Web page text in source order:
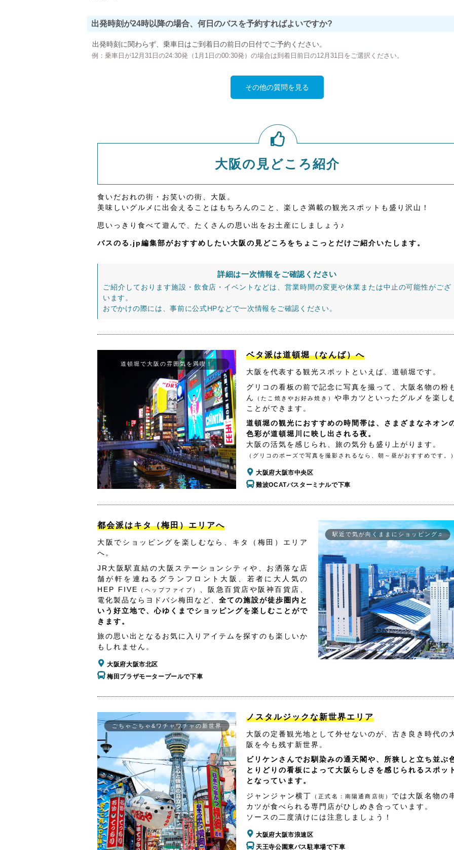
出発時刻が24時以降の場合、何日のバスを予約すればよいですか?
出発時刻に関わらず、乗車日はご到着日の前日の日付でご予約ください。
例：乗車日が12月31日の24:30発（1月1日の00:30発）の場合は到着日前日の12月31日をご選択ください。
その他の質問を見る
大阪の見どころ紹介
食いだおれの街・お笑いの街、大阪。
美味しいグルメに出会えることはもちろんのこと、楽しさ満載の観光スポットも盛り沢山！
思いっきり食べて遊んで、たくさんの思い出をお土産にしましょう♪
バスのる.jp編集部がおすすめしたい大阪の見どころをちょこっとだけご紹介いたします。
詳細は一次情報をご確認ください
ご紹介しております施設・飲食店・イベントなどは、営業時間の変更や休業または中止の可能性がござ
います。
おでかけの際には、事前に公式HPなどで一次情報をご確認ください。
道頓堀で大阪の雰囲気を満喫！
ベタ派は道頓堀（なんば）へ
大阪を代表する観光スポットといえば、道頓堀です。
グリコの看板の前で記念に写真を撮って、大阪名物の粉
ん
（たこ焼きやお好み焼き） や串カツといったグルメを楽し
ことができます。
道頓堀の観光におすすめの時間帯は、さまざまなネオン
色彩が道頓堀川に映し出される夜。
大阪の活気を感じられ、旅の気分も盛り上がります。
（グリコのポーズで写真を撮影されるなら、朝～昼がおすすめです。
大阪府大阪市中央区
難波OCATバスターミナルで下車
都会派はキタ（梅田）エリアへ
大阪でショッピングを楽しむなら、キタ（梅田）エリア
へ。
JR大阪駅直結の大阪ステーションシティや、お洒落な店
舗が軒を連ねるグランフロント大阪、若者に大人気の
HEP FIVE
（ヘップファイブ）
、阪急百貨店や阪神百貨店、
電化製品ならヨドバシ梅田など、 全ての施設が徒歩圏内と
いう好立地で、心ゆくまでショッピングを楽しむことがで
きます。
旅の思い出となるお気に入りアイテムを探すのも楽しいか
もしれません。
大阪府大阪市北区
梅田プラザモータープールで下車
駅近で気が向くままにショッピング♫
ごちゃごちゃ&ワチャワチャの新世界
ノスタルジックな新世界エリア
大阪の定番観光地として外せないのが、古き良き時代の
阪を今も残す新世界。
ビリケンさんでお馴染みの通天閣や、所狭しと立ち並ぶ
とりどりの看板によって大阪らしさを感じられるスポッ
となっています。
ジャンジャン横丁
（正式名：南陽通商店街） では大阪名物の
カツが食べられる専門店がひしめき合っています。
ソースの二度漬けには注意しましょう！
大阪府大阪市浪速区
天王寺公園東バス駐車場で下車